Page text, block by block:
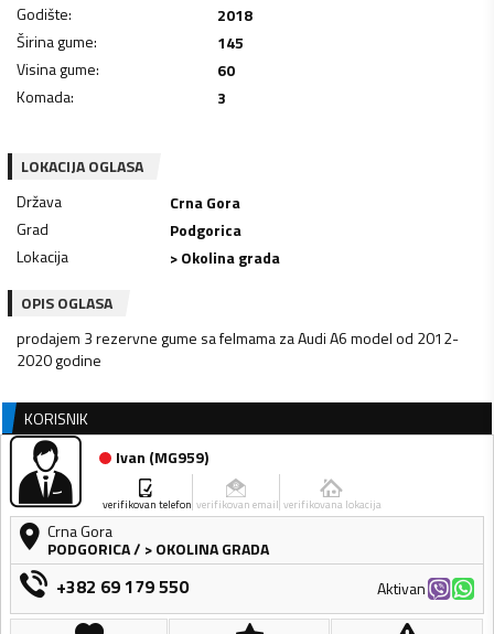
Godište:
2018
Širina gume:
145
Visina gume:
60
Komada: 3
LOKACIJA OGLASA
Država
Crna Gora
Grad
Podgorica
Lokacija
> Okolina grada
OPIS OGLASA
prodajem 3 rezervne gume sa felmama za Audi A6 model od 2012-
2020 godine
KORISNIK
Ivan (MG959)
verifikovan telefon verifikovan email verifikovana lokacija
Crna Gora
PODGORICA/ > OKOLINA GRADA
+382 69 179 550 Aktivan